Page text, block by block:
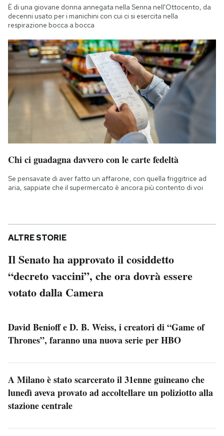
È di una giovane donna annegata nella Senna nell'Ottocento, da
decenni usato per i manichini con cui ci si esercita nella
respirazione bocca a bocca
Chi ci guadagna davvero con le carte fedeltà
Se pensavate di aver fatto un affarone, con quella friggitrice ad
aria, sappiate che il supermercato è ancora più contento di voi
ALTRE STORIE
Il Senato ha approvato il cosiddetto
“decreto vaccini”, che ora dovrà essere
votato dalla Camera
David Benioff e D. B. Weiss, i creatori di “Game of
Thrones”, faranno una nuova serie per HBO
A Milano è stato scarcerato il 31enne guineano che
lunedì aveva provato ad accoltellare un poliziotto alla
stazione centrale